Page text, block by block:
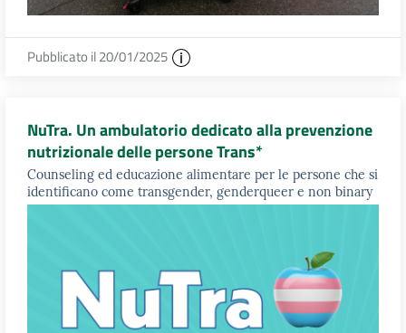
Pubblicato il 20/01/2025
NuTra. Un ambulatorio dedicato alla prevenzione
nutrizionale delle persone Trans*
Counseling ed educazione alimentare per le persone che si
identificano come transgender, genderqueer e non binary